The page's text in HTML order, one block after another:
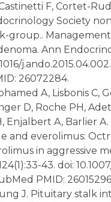
F, Cortet-
Society
group..
Ann
26072284.
A, Lisbonis C,
D, Roche PH,
Enjalbert A, Barlier
and everolimus:
in aggressive
43. doi:
PMID:
J. Pituitary stalk